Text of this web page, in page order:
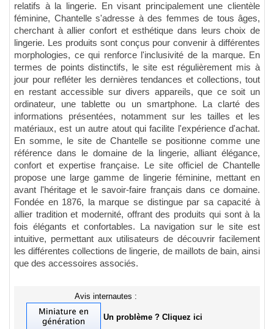
relatifs à la lingerie. En visant principalement une clientèle
féminine, Chantelle s'adresse à des femmes de tous âges,
cherchant à allier confort et esthétique dans leurs choix de
lingerie. Les produits sont conçus pour convenir à différentes
morphologies, ce qui renforce l'inclusivité de la marque. En
termes de points distinctifs, le site est régulièrement mis à
jour pour refléter les dernières tendances et collections, tout
en restant accessible sur divers appareils, que ce soit un
ordinateur, une tablette ou un smartphone. La clarté des
informations présentées, notamment sur les tailles et les
matériaux, est un autre atout qui facilite l'expérience d'achat.
En somme, le site de Chantelle se positionne comme une
référence dans le domaine de la lingerie, alliant élégance,
confort et expertise française. Le site officiel de Chantelle
propose une large gamme de lingerie féminine, mettant en
avant l'héritage et le savoir-faire français dans ce domaine.
Fondée en 1876, la marque se distingue par sa capacité à
allier tradition et modernité, offrant des produits qui sont à la
fois élégants et confortables. La navigation sur le site est
intuitive, permettant aux utilisateurs de découvrir facilement
les différentes collections de lingerie, de maillots de bain, ainsi
que des accessoires associés.
Avis internautes :
Un problème ? Cliquez ici